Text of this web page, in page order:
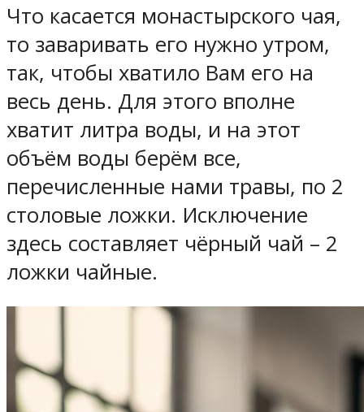
Что касается монастырского чая,
то заваривать его нужно утром,
так, чтобы хватило Вам его на
весь день. Для этого вполне
хватит литра воды, и на этот
объём воды берём все,
перечисленные нами травы, по 2
столовые ложки. Исключение
здесь составляет чёрный чай – 2
ложки чайные.